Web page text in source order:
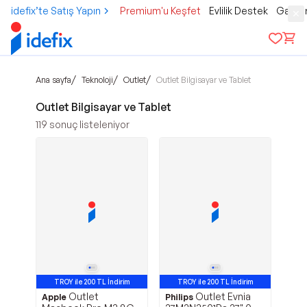
idefix’te Satış Yapın Premium'u Keşfet Evlilik Destek
Ana sayfa/ Teknoloji/ Outlet/ Outlet Bilgisayar ve Tablet
Outlet Bilgisayar ve Tablet
119 sonuç listeleniyor
TROY ile 200 TL İndirim
Apple Outlet
TROY ile 200 TL İndirim
Philips Outlet Evnia